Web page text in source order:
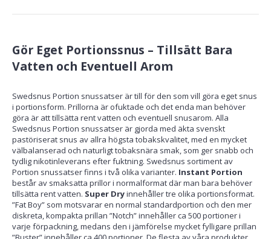
Gör Eget Portionssnus – Tillsätt Bara
Vatten och Eventuell Arom
Swedsnus Portion snussatser är till för den som vill göra eget snus
i portionsform. Prillorna är ofuktade och det enda man behöver
göra är att tillsätta rent vatten och eventuell snusarom. Alla
Swedsnus Portion snussatser är gjorda med äkta svenskt
pastöriserat snus av allra högsta tobakskvalitet, med en mycket
välbalanserad och naturligt tobaksnära smak, som ger snabb och
tydlig nikotinleverans efter fuktning. Swedsnus sortiment av
Portion snussatser finns i två olika varianter. Instant Portion
består av smaksatta prillor i normalformat där man bara behöver
tillsätta rent vatten. Super Dryinnehåller tre olika portionsformat.
”Fat Boy” som motsvarar en normal standardportion och den mer
diskreta, kompakta prillan ”Notch” innehåller ca 500 portioner i
varje förpackning, medans den i jämförelse mycket fylligare prillan